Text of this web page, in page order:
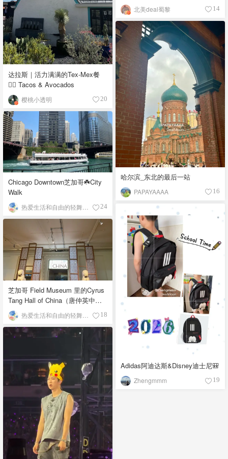
北美deal蜀黎 14
达拉斯｜活力满满的Tex-Mex餐
👉🏼 Tacos & Avocados
樱桃小透明 20
哈尔滨_东北的最后一站
PAPAYAAAA 16
Chicago Downtown芝加哥☘️City
Walk
热爱生活和自由的轻舞飞扬 24
Adidas阿迪达斯&Disney迪士尼🎒
Zhengmmm 19
芝加哥 Field Museum 里的Cyrus
Tang Hall of China（唐仲英中国
馆）
18